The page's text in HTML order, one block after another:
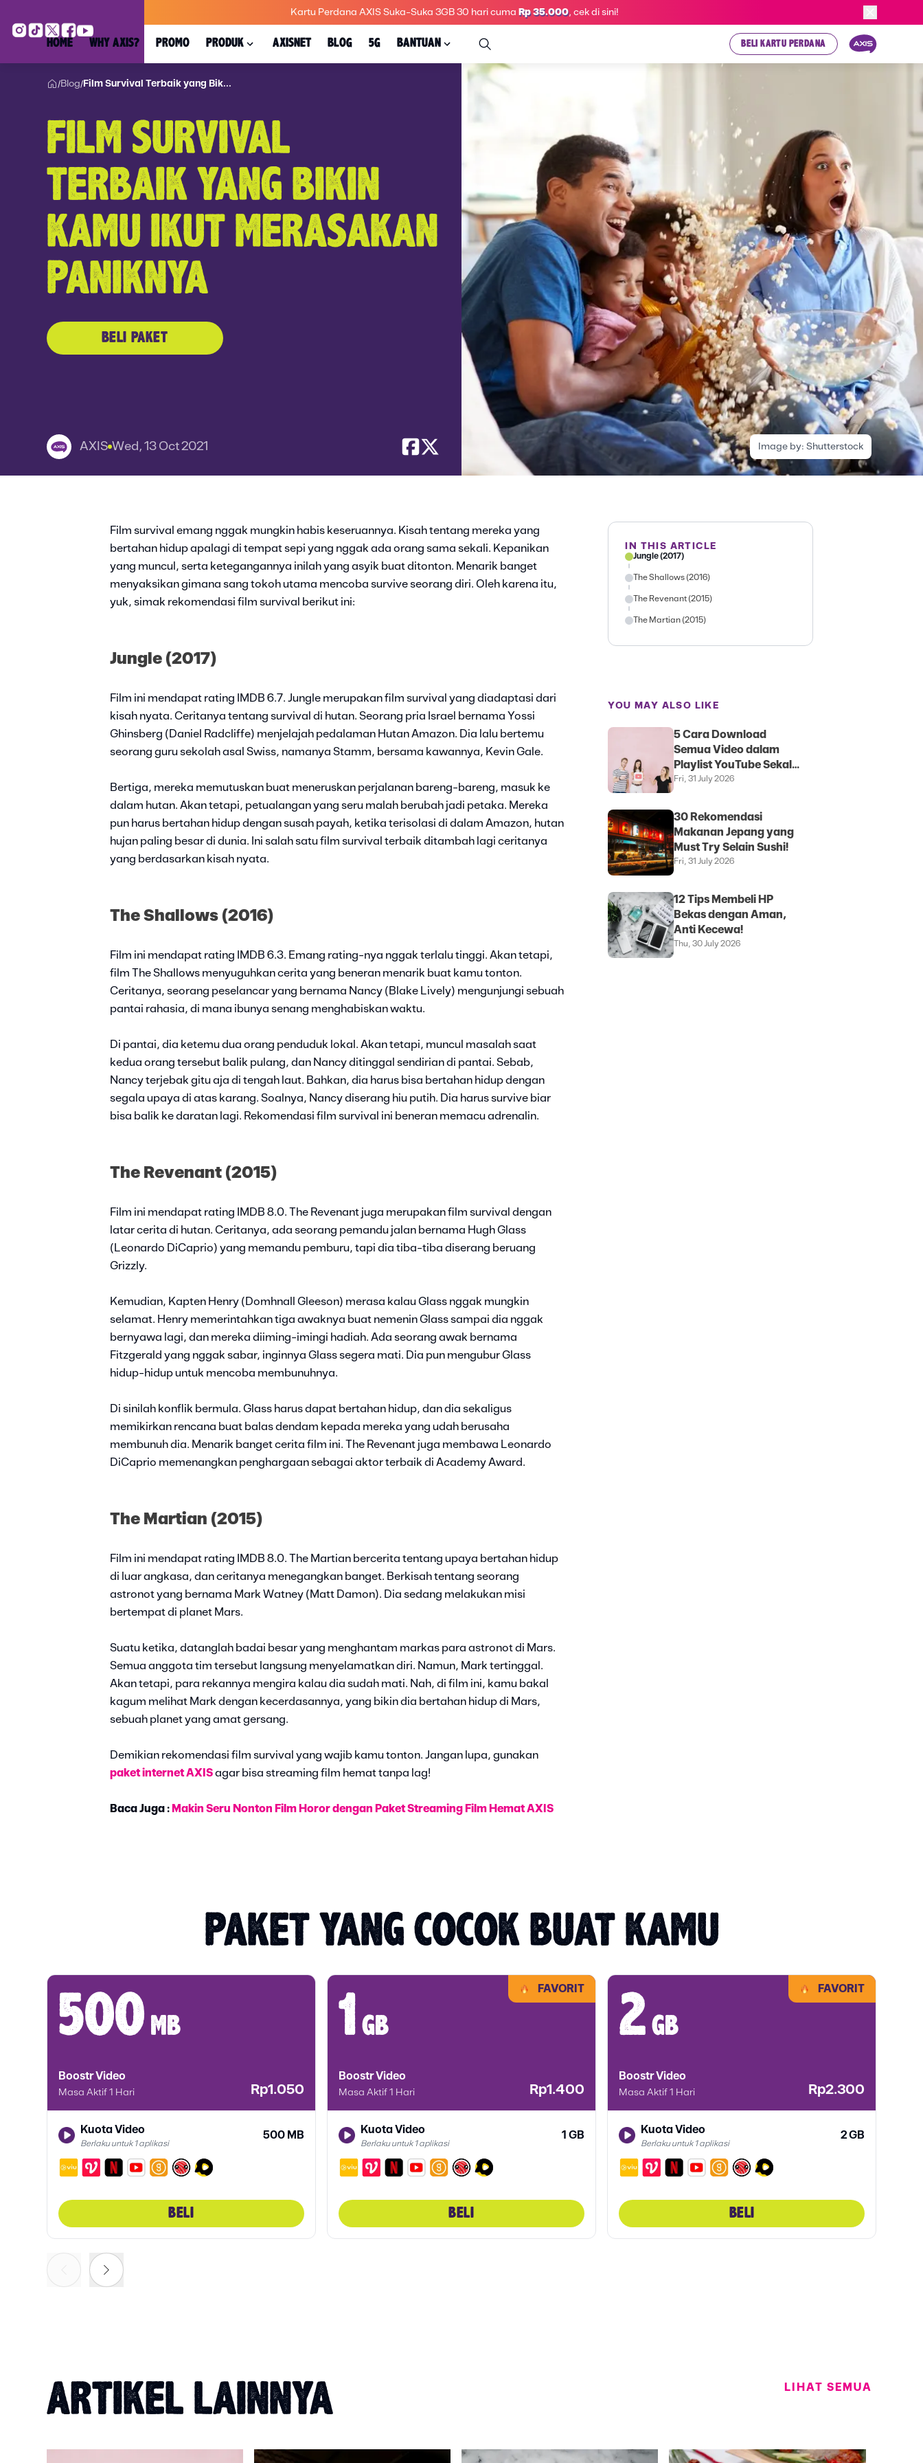
Kartu Perdana AXIS Suka-Suka 3GB 30 hari cuma Rp 35.000, cek di sini!
HOME WHY AXIS? PROMO PRODUK AXISNET BLOG 5G BANTUAN BELI KARTU PERDANA
/Blog/Film Survival Terbaik yang Bik...
FILM SURVIVAL
TERBAIK YANG BIKIN
KAMU IKUT MERASAKAN
PANIKNYA
BELI PAKET
AXIS Wed, 13 Oct 2021 Image by: Shutterstock
Film survival emang nggak mungkin habis keseruannya. Kisah tentang mereka yang
bertahan hidup apalagi di tempat sepi yang nggak ada orang sama sekali. Kepanikan
yang muncul, serta ketegangannya inilah yang asyik buat ditonton. Menarik banget
menyaksikan gimana sang tokoh utama mencoba survive seorang diri. Oleh karena itu,
yuk, simak rekomendasi film survival berikut ini:
Jungle (2017)
Film ini mendapat rating IMDB 6.7. Jungle merupakan film survival yang diadaptasi dari
kisah nyata. Ceritanya tentang survival di hutan. Seorang pria Israel bernama Yossi
Ghinsberg (Daniel Radcliffe) menjelajah pedalaman Hutan Amazon. Dia lalu bertemu
seorang guru sekolah asal Swiss, namanya Stamm, bersama kawannya, Kevin Gale.
Bertiga, mereka memutuskan buat meneruskan perjalanan bareng-bareng, masuk ke
dalam hutan. Akan tetapi, petualangan yang seru malah berubah jadi petaka. Mereka
pun harus bertahan hidup dengan susah payah, ketika terisolasi di dalam Amazon, hutan
hujan paling besar di dunia. Ini salah satu film survival terbaik ditambah lagi ceritanya
yang berdasarkan kisah nyata.
The Shallows (2016)
Film ini mendapat rating IMDB 6.3. Emang rating-nya nggak terlalu tinggi. Akan tetapi,
film The Shallows menyuguhkan cerita yang beneran menarik buat kamu tonton.
Ceritanya, seorang peselancar yang bernama Nancy (Blake Lively) mengunjungi sebuah
pantai rahasia, di mana ibunya senang menghabiskan waktu.
Di pantai, dia ketemu dua orang penduduk lokal. Akan tetapi, muncul masalah saat
kedua orang tersebut balik pulang, dan Nancy ditinggal sendirian di pantai. Sebab,
Nancy terjebak gitu aja di tengah laut. Bahkan, dia harus bisa bertahan hidup dengan
segala upaya di atas karang. Soalnya, Nancy diserang hiu putih. Dia harus survive biar
bisa balik ke daratan lagi. Rekomendasi film survival ini beneran memacu adrenalin.
The Revenant (2015)
Film ini mendapat rating IMDB 8.0. The Revenant juga merupakan film survival dengan
latar cerita di hutan. Ceritanya, ada seorang pemandu jalan bernama Hugh Glass
(Leonardo DiCaprio) yang memandu pemburu, tapi dia tiba-tiba diserang beruang
Grizzly.
Kemudian, Kapten Henry (Domhnall Gleeson) merasa kalau Glass nggak mungkin
selamat. Henry memerintahkan tiga awaknya buat nemenin Glass sampai dia nggak
bernyawa lagi, dan mereka diiming-imingi hadiah. Ada seorang awak bernama
Fitzgerald yang nggak sabar, inginnya Glass segera mati. Dia pun mengubur Glass
hidup-hidup untuk mencoba membunuhnya.
Di sinilah konflik bermula. Glass harus dapat bertahan hidup, dan dia sekaligus
memikirkan rencana buat balas dendam kepada mereka yang udah berusaha
membunuh dia. Menarik banget cerita film ini. The Revenant juga membawa Leonardo
DiCaprio memenangkan penghargaan sebagai aktor terbaik di Academy Award.
The Martian (2015)
Film ini mendapat rating IMDB 8.0. The Martian bercerita tentang upaya bertahan hidup
di luar angkasa, dan ceritanya menegangkan banget. Berkisah tentang seorang
astronot yang bernama Mark Watney (Matt Damon). Dia sedang melakukan misi
bertempat di planet Mars.
Suatu ketika, datanglah badai besar yang menghantam markas para astronot di Mars.
Semua anggota tim tersebut langsung menyelamatkan diri. Namun, Mark tertinggal.
Akan tetapi, para rekannya mengira kalau dia sudah mati. Nah, di film ini, kamu bakal
kagum melihat Mark dengan kecerdasannya, yang bikin dia bertahan hidup di Mars,
sebuah planet yang amat gersang.
Demikian rekomendasi film survival yang wajib kamu tonton. Jangan lupa, gunakan
paket internet AXISagar bisa streaming film hemat tanpa lag!
Baca Juga : Makin Seru Nonton Film Horor dengan Paket Streaming Film Hemat AXIS
IN THIS ARTICLE
Jungle (2017)
The Shallows (2016)
The Revenant (2015)
The Martian (2015)
YOU MAY ALSO LIKE
5 Cara Download
Semua Video dalam
Playlist YouTube Sekali
Klik
Fri, 31 July 2026
30 Rekomendasi
Makanan Jepang yang
Must Try Selain Sushi!
Fri, 31 July 2026
12 Tips Membeli HP
Bekas dengan Aman,
Anti Kecewa!
Thu, 30 July 2026
PAKET YANG COCOK BUAT KAMU
500 mb
Boostr Video
Masa Aktif 1 Hari Rp1.050
Kuota Video
Berlaku untuk 1 aplikasi
500 MB
BELI
FAVORIT
1 gb
Boostr Video
Masa Aktif 1 Hari Rp1.400
Kuota Video
Berlaku untuk 1 aplikasi
1 GB
BELI
FAVORIT
2 gb
Boostr Video
Masa Aktif 1 Hari Rp2.300
Kuota Video
Berlaku untuk 1 aplikasi
2 GB
BELI
ARTIKEL LAINNYA LIHAT SEMUA